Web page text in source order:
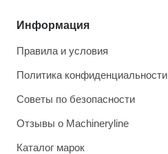
Информация
Правила и условия
Политика конфиденциальности
Советы по безопасности
Отзывы о Machineryline
Каталог марок